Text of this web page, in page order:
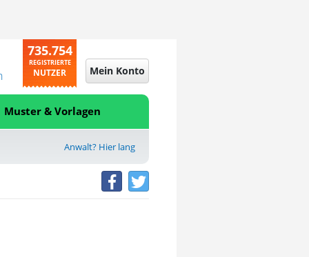
735.754
REGISTRIERTE
NUTZER Mein Konto
Muster & Vorlagen
Anwalt? Hier lang